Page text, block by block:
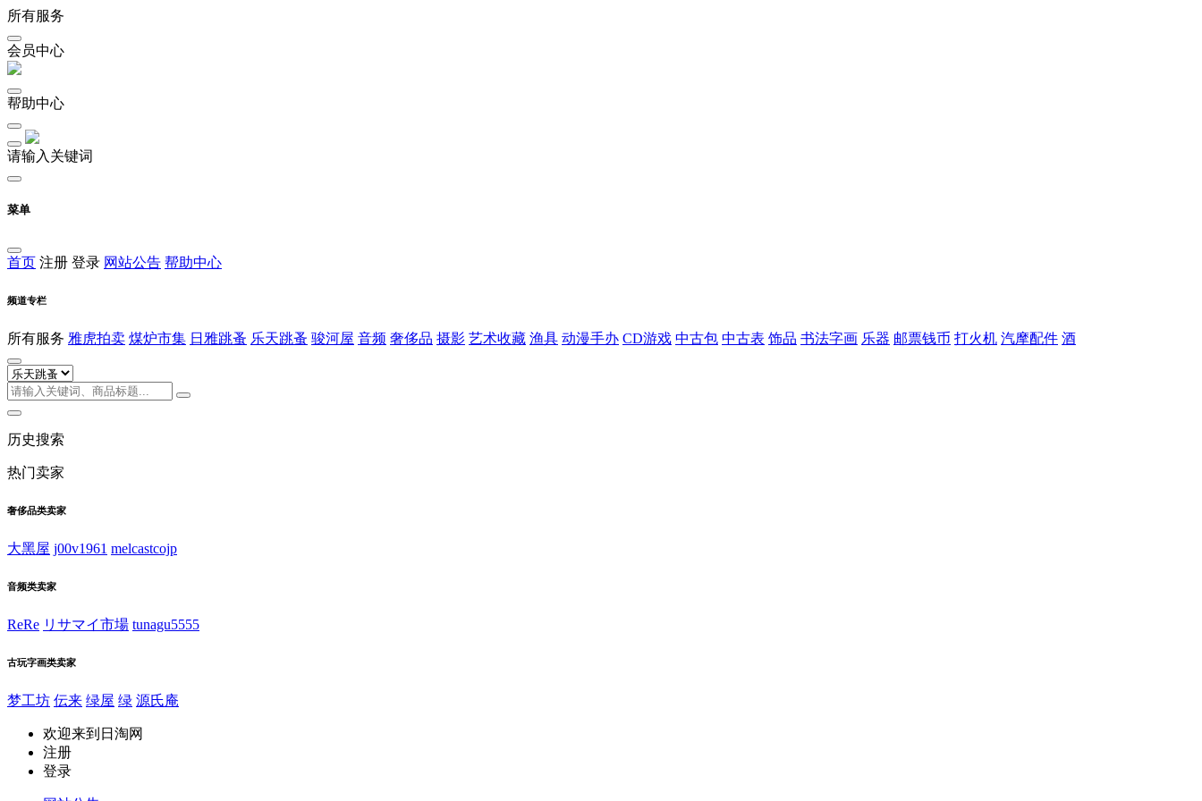
所有服务
会员中心
帮助中心
请输入关键词
菜单
首页 注册 登录 网站公告 帮助中心
频道专栏
所有服务 雅虎拍卖 煤炉市集 日雅跳蚤 乐天跳蚤 骏河屋 音频 奢侈品 摄影 艺术收藏 渔具 动漫手办 CD游戏 中古包 中古表 饰品 书法字画 乐器 邮票钱币 打火机 汽摩配件 酒
历史搜索
热门卖家
奢侈品类卖家
大黑屋 j00v1961 melcastcojp
音频类卖家
ReRe リサマイ市場 tunagu5555
古玩字画类卖家
梦工坊 伝来 绿屋 绿 源氏庵
欢迎来到日淘网
注册
登录